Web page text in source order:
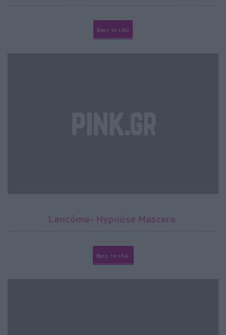
Βρες το εδώ
Lancôme- Hypnôse Mascara
Βρες το εδώ